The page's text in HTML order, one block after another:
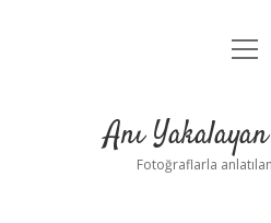
Anasayfa
Yasal
Anı
Fotoğraflarla